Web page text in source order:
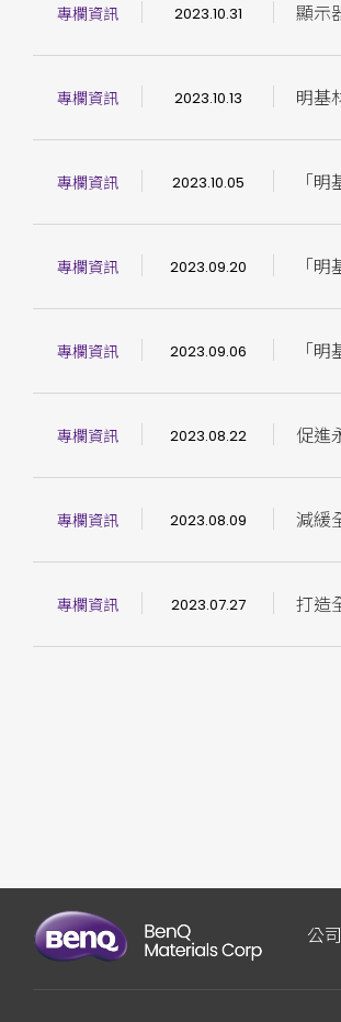
專欄資訊 2023.10.31 顯示
專欄資訊 2023.10.13 明基
專欄資訊 2023.10.05 「
專欄資訊 2023.09.20 「
專欄資訊 2023.09.06 「
專欄資訊 2023.08.22 促進
專欄資訊 2023.08.09 減緩
專欄資訊 2023.07.27 打造
公